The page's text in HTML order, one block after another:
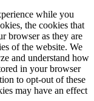
while you
the cookies that
browser as they are
of the website. We
and understand how
in your browser
to opt-out of these
may have an effect